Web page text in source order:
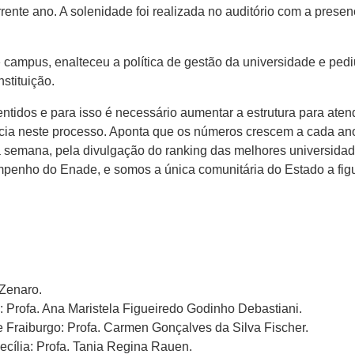
ano. A solenidade foi realizada no auditório com a
enalteceu a política de gestão da universidade e
e para isso é necessário aumentar a estrutura para
neste processo. Aponta que os números crescem a cada
pela divulgação do ranking das melhores
do Enade, e somos a única comunitária do Estado a
Ana Maristela Figueiredo Godinho Debastiani.
Profa. Carmen Gonçalves da Silva Fischer.
Profa. Tania Regina Rauen.